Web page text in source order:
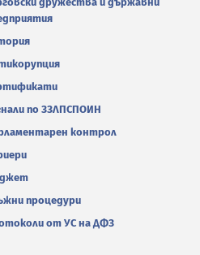
по ЗЗЛПСПОИН
контрол
процедури
от УС на ДФЗ